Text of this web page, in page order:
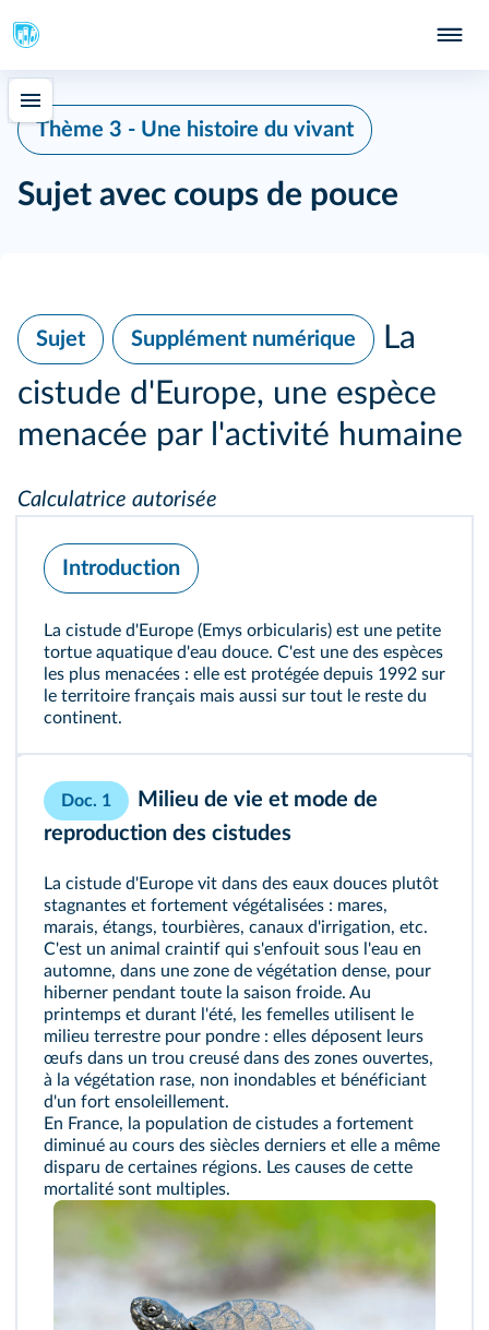
Thème 3 - Une histoire du vivant
Sujet avec coups de pouce
Sujet Supplément numérique
La
cistude d'Europe, une espèce
menacée par l'activité humaine
Calculatrice autorisée
Introduction
La cistude d'Europe (Emys orbicularis) est une petite
tortue aquatique d'eau douce. C'est une des espèces
les plus menacées : elle est protégée depuis 1992 sur
le territoire français mais aussi sur tout le reste du
continent.
Doc. 1
Milieu de vie et mode de
reproduction des cistudes
La cistude d'Europe vit dans des eaux douces plutôt
stagnantes et fortement végétalisées : mares,
marais, étangs, tourbières, canaux d'irrigation, etc.
C'est un animal craintif qui s'enfouit sous l'eau en
automne, dans une zone de végétation dense, pour
hiberner pendant toute la saison froide. Au
printemps et durant l'été, les femelles utilisent le
milieu terrestre pour pondre : elles déposent leurs
œufs dans un trou creusé dans des zones ouvertes,
à la végétation rase, non inondables et bénéficiant
d'un fort ensoleillement.
En France, la population de cistudes a fortement
diminué au cours des siècles derniers et elle a même
disparu de certaines régions. Les causes de cette
mortalité sont multiples.